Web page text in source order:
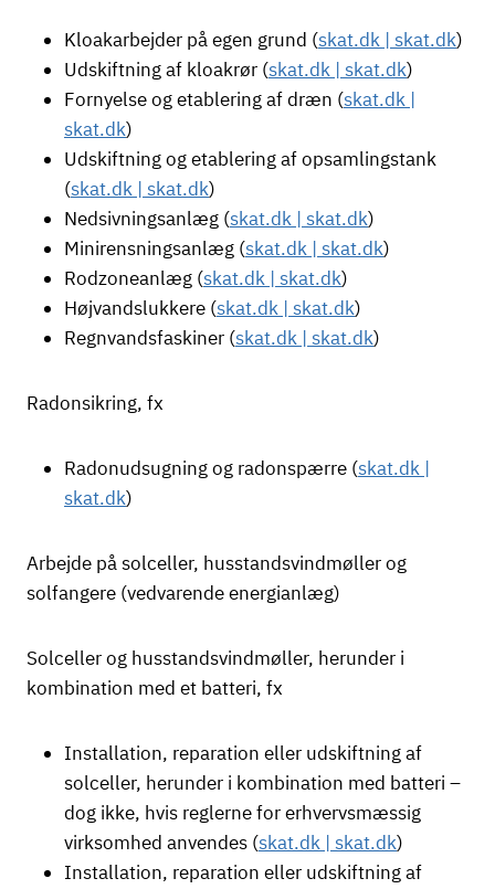
Kloakarbejder på egen grund (skat.dk | skat.dk)
Udskiftning af kloakrør (skat.dk | skat.dk)
Fornyelse og etablering af dræn (skat.dk |
skat.dk)
Udskiftning og etablering af opsamlingstank
(skat.dk | skat.dk)
Nedsivningsanlæg (skat.dk | skat.dk)
Minirensningsanlæg (skat.dk | skat.dk)
Rodzoneanlæg (skat.dk | skat.dk)
Højvandslukkere (skat.dk | skat.dk)
Regnvandsfaskiner (skat.dk | skat.dk)
Radonsikring, fx
Radonudsugning og radonspærre (skat.dk |
skat.dk)
Arbejde på solceller, husstandsvindmøller og
solfangere (vedvarende energianlæg)
Solceller og husstandsvindmøller, herunder i
kombination med et batteri, fx
Installation, reparation eller udskiftning af
solceller, herunder i kombination med batteri –
dog ikke, hvis reglerne for erhvervsmæssig
virksomhed anvendes (skat.dk | skat.dk)
Installation, reparation eller udskiftning af